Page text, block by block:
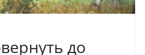
до